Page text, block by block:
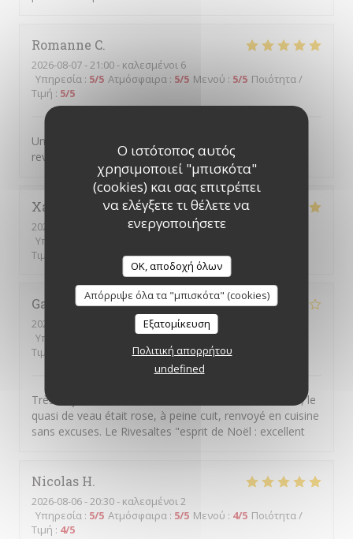
Ο ιστότοπος αυτός
χρησιμοποιεί "μπισκότα"
(cookies) και σας επιτρέπει
να ελέγξετε τι θέλετε να
ενεργοποιήσετε
OK, αποδοχή όλων
Απόρριψε όλα τα "μπισκότα" (cookies)
Εξατομίκευση
Πολιτική απορρήτου
undefined
Romanne C
2026-08-07- 21:00 - καλεσμένοι 6
Υπηρεσία : 5/5 Ατμόσφαιρα : 5/5 Μενού : 5/5 Ποιότητα /
Τιμή : 5/5
Un service au top et des plats excellents, nous
reviendrons !
Xavier
2026-08-07
- 19:30 - καλεσμένοι 4
Υπηρεσία
Τιμή
GaëtaneA
2026-08-07
- 12:30 - καλεσμένοι 1
Υπηρεσία
Ατμόσφαιρα:5/5 Μενού
Τιμή
Très déçue ....Le toast de la burrata avait "oublié" l'ail, le
quasi de veau était rose, à peine cuit, renvoyé en cuisine
sans excuses. Le Rivesaltes "esprit de Noël : excellent
Nicolas H
2026-08-06- 20:30 - καλεσμένοι 2
Υπηρεσία : 5/5 Ατμόσφαιρα : 5/5 Μενού : 4/5 Ποιότητα /
Τιμή : 4/5